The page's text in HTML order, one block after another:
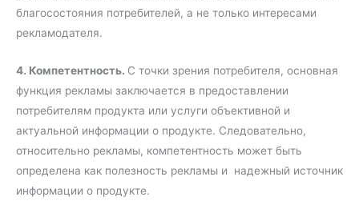
благосостояния потребителей, а не только интересами
рекламодателя.
4. Компетентность. С точки зрения потребителя, основная
функция рекламы заключается в предоставлении
потребителям продукта или услуги объективной и
актуальной информации о продукте. Следовательно,
относительно рекламы, компетентность может быть
определена как полезность рекламы и надежный источник
информации о продукте.